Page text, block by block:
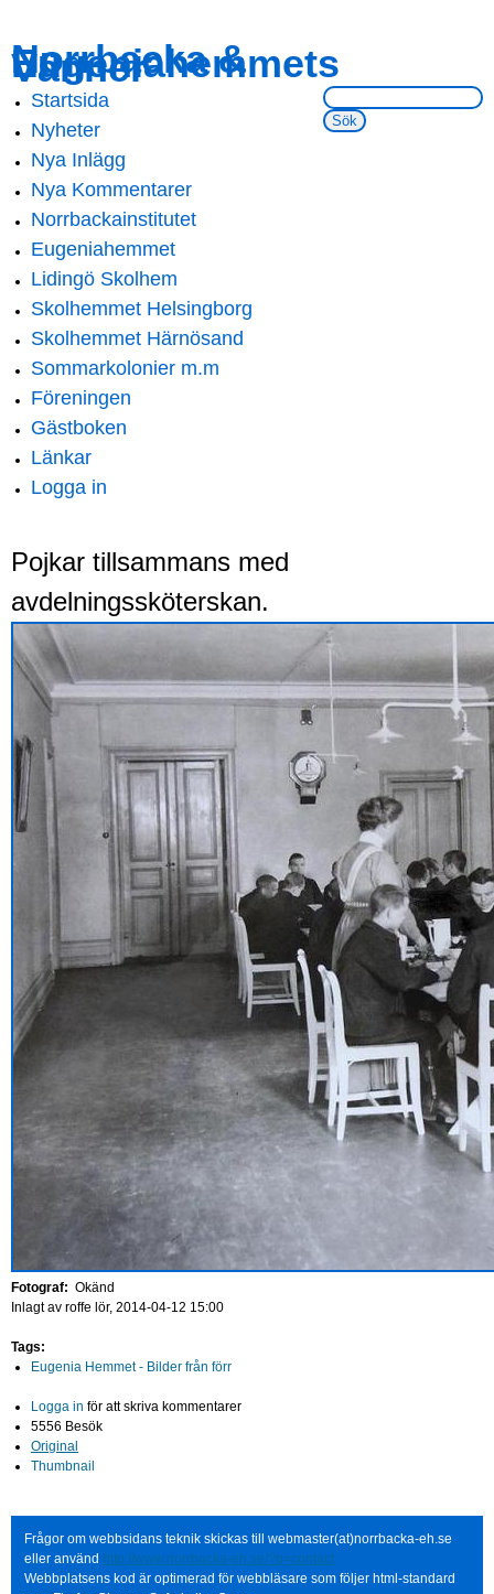
main
content
navigation
Norrbacka &
Eugeniahemmets
Vänner
Sök på webbsidan:
Main menu
Startsida
Nyheter
Nya Inlägg
Nya Kommentarer
Norrbackainstitutet
Eugeniahemmet
Lidingö Skolhem
Skolhemmet Helsingborg
Skolhemmet Härnösand
Sommarkolonier m.m
Föreningen
Gästboken
Länkar
Logga in
Pojkar tillsammans med
avdelningssköterskan.
Fotograf: Okänd
Inlagt av roffe lör, 2014-04-12 15:00
Tags:
Eugenia Hemmet - Bilder från förr
Logga in för att skriva kommentarer
5556 Besök
Original
Thumbnail
Frågor om webbsidans teknik skickas till webmaster(at)norrbacka-eh.se
eller använd http://www.norrbacka-eh.se/?q=contact
Webbplatsens kod är optimerad för webbläsare som följer html-standard